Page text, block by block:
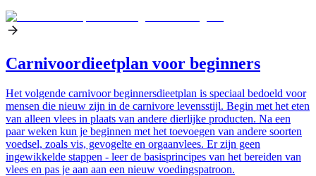
Carnivoordieetplan voor beginners
Het volgende carnivoor beginnersdieetplan is speciaal bedoeld voor
mensen die nieuw zijn in de carnivore levensstijl. Begin met het eten
van alleen vlees in plaats van andere dierlijke producten. Na een
paar weken kun je beginnen met het toevoegen van andere soorten
voedsel, zoals vis, gevogelte en orgaanvlees. Er zijn geen
ingewikkelde stappen - leer de basisprincipes van het bereiden van
vlees en pas je aan aan een nieuw voedingspatroon.